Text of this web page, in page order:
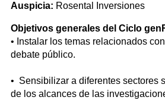
Auspicia: Rosental Inversiones
Objetivos generales del Ciclo
• Instalar los temas relacionados
debate público.
• Sensibilizar a diferentes sectores
de los alcances de las